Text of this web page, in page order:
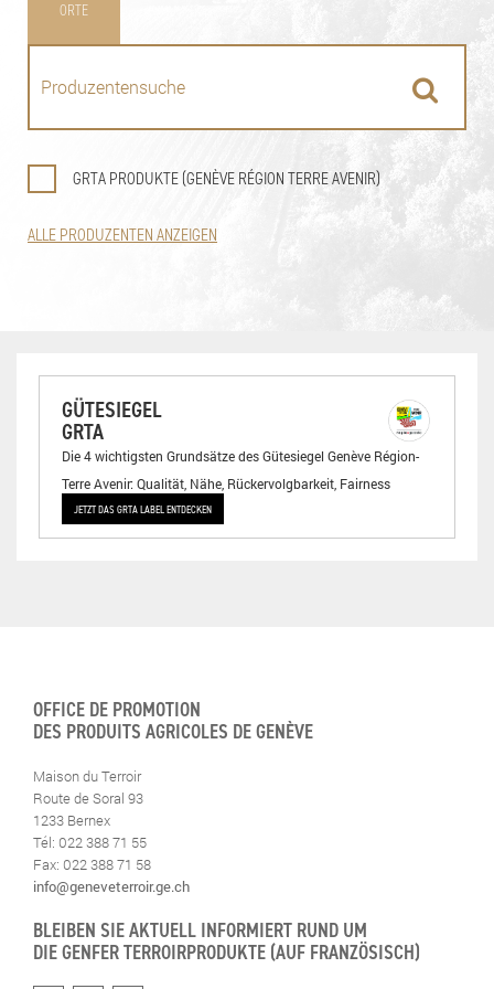
ORTE
GRTA PRODUKTE (GENÈVE RÉGION TERRE AVENIR)
ALLE PRODUZENTEN ANZEIGEN
GÜTESIEGEL
GRTA
Die 4 wichtigsten Grundsätze des Gütesiegel Genève Région-
Terre Avenir: Qualität, Nähe, Rückervolgbarkeit, Fairness
JETZT DAS GRTA LABEL ENTDECKEN
OFFICE DE PROMOTION
DES PRODUITS AGRICOLES DE GENÈVE
Maison du Terroir
Route de Soral 93
1233 Bernex
Tél: 022 388 71 55
Fax: 022 388 71 58
info@geneveterroir.ge.ch
BLEIBEN SIE AKTUELL INFORMIERT RUND UM
DIE GENFER TERROIRPRODUKTE (AUF FRANZÖSISCH)